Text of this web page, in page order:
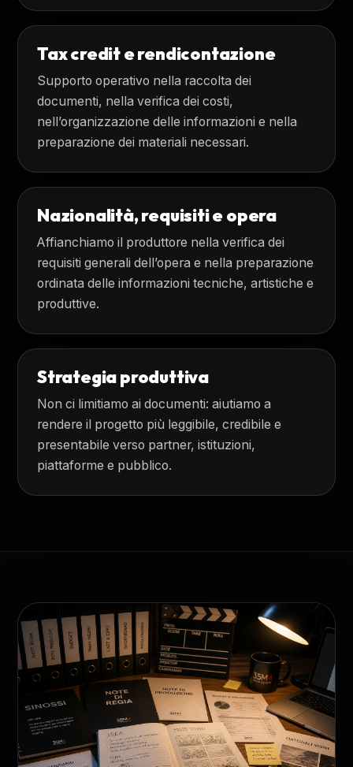
Tax credit e rendicontazione
Supporto operativo nella raccolta dei
documenti, nella verifica dei costi,
nell’organizzazione delle informazioni e nella
preparazione dei materiali necessari.
Nazionalità, requisiti e opera
Affianchiamo il produttore nella verifica dei
requisiti generali dell’opera e nella preparazione
ordinata delle informazioni tecniche, artistiche e
produttive.
Strategia produttiva
Non ci limitiamo ai documenti: aiutiamo a
rendere il progetto più leggibile, credibile e
presentabile verso partner, istituzioni,
piattaforme e pubblico.